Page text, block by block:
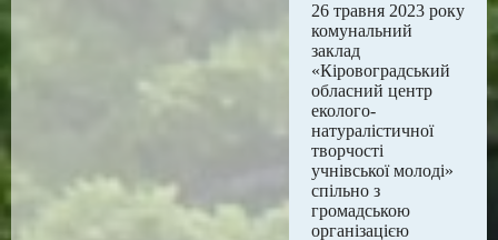
26 травня 2023 року
комунальний
заклад
«Кіровоградський
обласний центр
еколого-
натуралістичної
творчості
учнівської молоді»
спільно з
громадською
організацією